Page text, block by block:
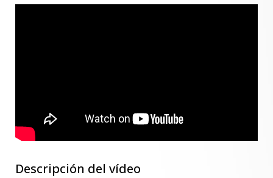
Descripción del vídeo